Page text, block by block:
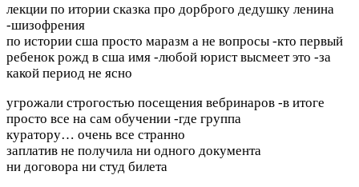
лекции по итории сказка про дорброго дедушку ленина
-шизофрения
по истории сша просто маразм а не вопросы -кто первый
ребенок рожд в сша имя -любой юрист высмеет это -за
какой период не ясно
угрожали строгостью посещения вебринаров -в итоге
просто все на сам обучении -где группа
куратору… очень все странно
заплатив не получила ни одного документа
ни договора ни студ билета